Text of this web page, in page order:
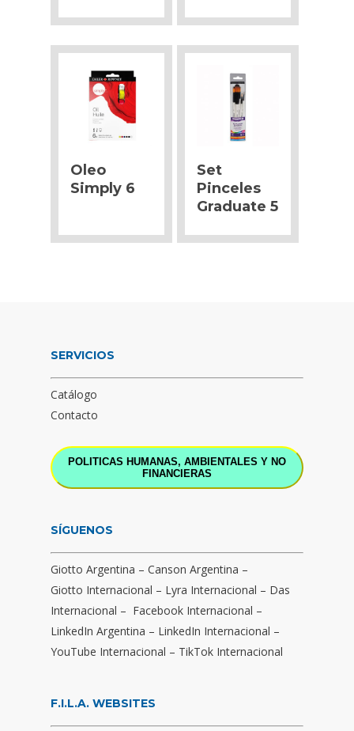
Oleo
Simply 6
Set
Pinceles
Graduate 5
SERVICIOS
Catálogo
Contacto
POLITICAS HUMANAS, AMBIENTALES Y NO
FINANCIERAS
SÍGUENOS
Giotto Argentina – Canson Argentina –
Giotto Internacional – Lyra Internacional – Das
Internacional – Facebook Internacional –
LinkedIn Argentina – LinkedIn Internacional –
YouTube Internacional – TikTok Internacional
F.I.L.A. WEBSITES